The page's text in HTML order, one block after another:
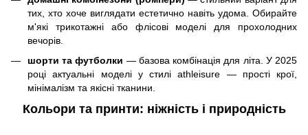
тих, хто хоче виглядати естетично навіть удома. Обирайте
м'які трикотажні або флісові моделі для прохолодних
вечорів.
шорти та футболки — базова комбінація для літа. У 2025
році актуальні моделі у стилі athleisure — прості крої,
мінімалізм та якісні тканини.
Кольори та принти: ніжність і природність